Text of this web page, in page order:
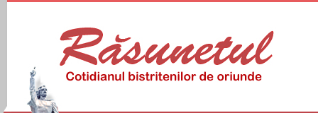
Meniu principal